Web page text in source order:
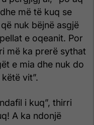
më të kuq se
nuk bëjnë asgjë
e oqeanit. Por
më ka prerë sythat
e mia dhe nuk do
vit”.
i kuq”, thirri
A ka ndonjë